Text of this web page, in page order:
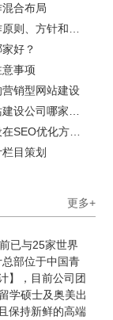
合布局
好？
事项
销型网站建设
目策划
更多+
已与25家世界
部位于中国青
】，目前公司团
学硕士及奥美出
保持新鲜的高端